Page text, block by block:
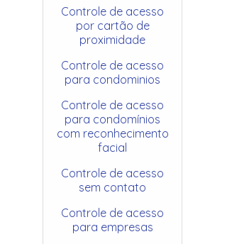
Controle de acesso
por cartão de
proximidade
Controle de acesso
para condominios
Controle de acesso
para condomínios
com reconhecimento
facial
Controle de acesso
sem contato
Controle de acesso
para empresas